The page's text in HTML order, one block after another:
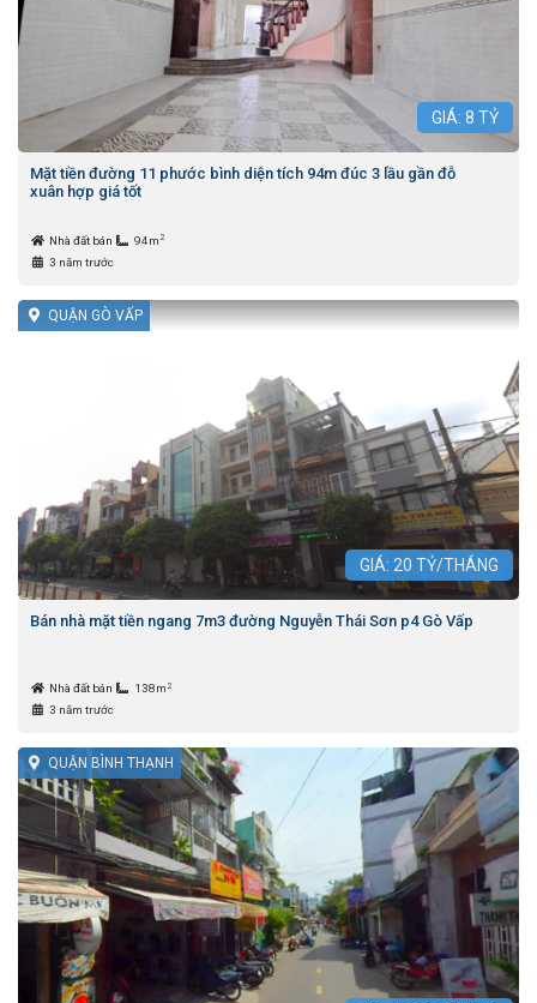
GIÁ: 8 TỶ
Mặt tiền đường 11 phước bình diện tích 94m đúc 3 lầu gần đỗ
xuân hợp giá tốt
Nhà đất bán 94m 2
3 năm trước
QUẬN GÒ VẤP
GIÁ: 20 TỶ/THÁNG
Bán nhà mặt tiền ngang 7m3 đường Nguyễn Thái Sơn p4 Gò Vấp
Nhà đất bán 138m 2
3 năm trước
QUẬN BÌNH THẠNH